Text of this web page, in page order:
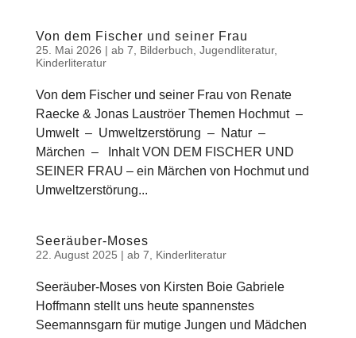
Von dem Fischer und seiner Frau
25. Mai 2026 | ab 7 Bilderbuch Jugendliteratur,
Kinderliteratur
Von dem Fischer und seiner Frau von Renate
Raecke & Jonas Lauströer Themen Hochmut –
Umwelt – Umweltzerstörung – Natur –
Märchen – Inhalt VON DEM FISCHER UND
SEINER FRAU – ein Märchen von Hochmut und
Umweltzerstörung...
Seeräuber-Moses
22. August 2025 | ab 7 Kinderliteratur
Seeräuber-Moses von Kirsten Boie Gabriele
Hoffmann stellt uns heute spannenstes
Seemannsgarn für mutige Jungen und Mädchen